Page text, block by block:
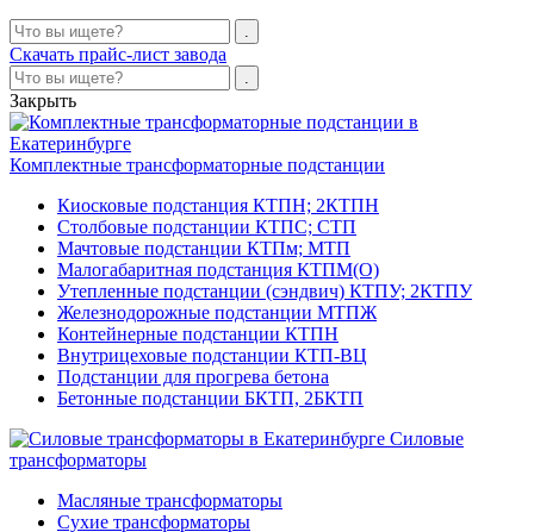
Скачать прайс-лист завода
Закрыть
Комплектные трансформаторные подстанции
Киосковые подстанция КТПН; 2КТПН
Столбовые подстанции КТПС; СТП
Мачтовые подстанции КТПм; МТП
Малогабаритная подстанция КТПМ(О)
Утепленные подстанции (сэндвич) КТПУ; 2КТПУ
Железнодорожные подстанции МТПЖ
Контейнерные подстанции КТПН
Внутрицеховые подстанции КТП-ВЦ
Подстанции для прогрева бетона
Бетонные подстанции БКТП, 2БКТП
Силовые
трансформаторы
Масляные трансформаторы
Сухие трансформаторы